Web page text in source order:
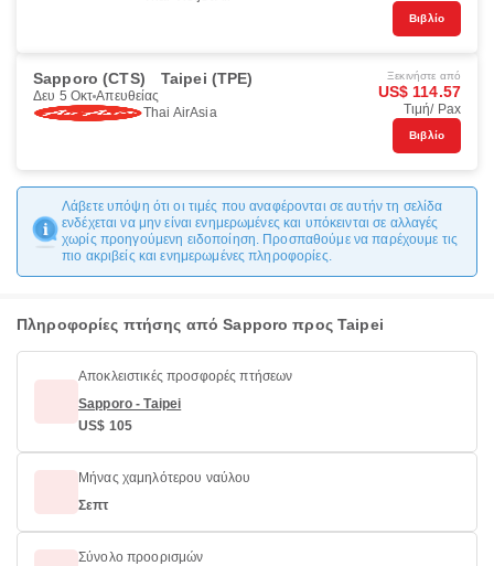
Βιβλίο
Sapporo (CTS) Taipei (TPE)
Δευ 5 Οκτ Απευθείας
Thai AirAsia
Ξεκινήστε από
US$ 114.57
Τιμή/ Pax
Βιβλίο
Λάβετε υπόψη ότι οι τιμές που αναφέρονται σε αυτήν τη σελίδα
ενδέχεται να μην είναι ενημερωμένες και υπόκεινται σε αλλαγές
χωρίς προηγούμενη ειδοποίηση. Προσπαθούμε να παρέχουμε τις
πιο ακριβείς και ενημερωμένες πληροφορίες.
Πληροφορίες πτήσης από Sapporo προς Taipei
Αποκλειστικές προσφορές πτήσεων
Sapporo - Taipei
US$ 105
Μήνας χαμηλότερου ναύλου
Σεπτ
Σύνολο προορισμών